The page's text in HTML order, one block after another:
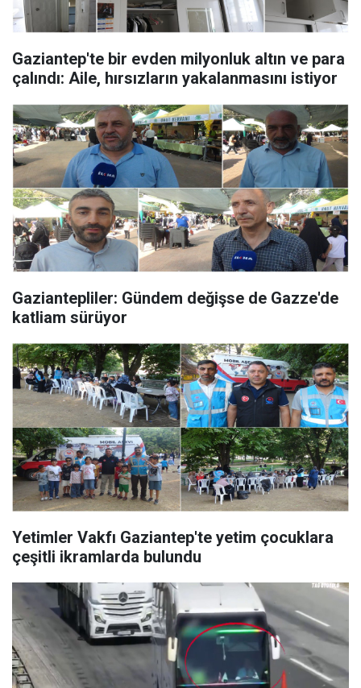
Gaziantep'te bir evden milyonluk altın ve para
çalındı: Aile, hırsızların yakalanmasını istiyor
Gaziantepliler: Gündem değişse de Gazze'de
katliam sürüyor
Yetimler Vakfı Gaziantep'te yetim çocuklara
çeşitli ikramlarda bulundu